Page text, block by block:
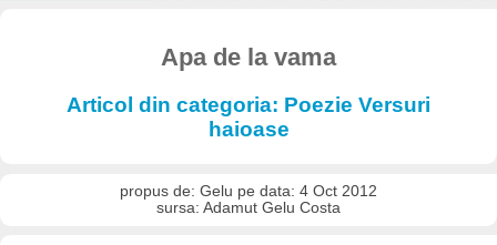
Apa de la vama
Articol din categoria: Poezie Versuri
haioase
propus de: Gelu pe data: 4 Oct 2012
sursa: Adamut Gelu Costa